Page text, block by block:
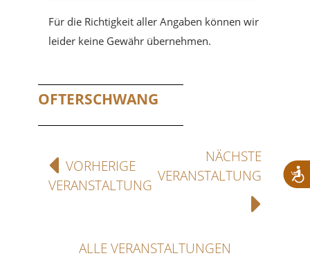
Für die Richtigkeit aller Angaben können wir
leider keine Gewähr übernehmen.
OFTERSCHWANG
VORHERIGE
VERANSTALTUNG
NÄCHSTE
VERANSTALTUNG
ALLE VERANSTALTUNGEN